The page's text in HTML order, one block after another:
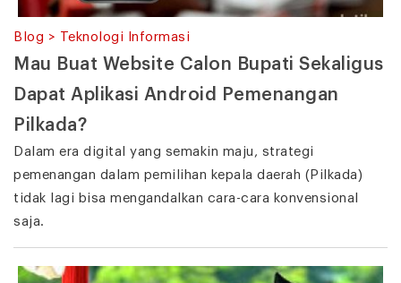
Blog > Teknologi Informasi
Mau Buat Website Calon Bupati Sekaligus
Dapat Aplikasi Android Pemenangan
Pilkada?
Dalam era digital yang semakin maju, strategi
pemenangan dalam pemilihan kepala daerah (Pilkada)
tidak lagi bisa mengandalkan cara-cara konvensional
saja.